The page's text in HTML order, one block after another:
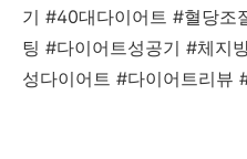
기 #40대다이어트 #혈당조
팅 #다이어트성공기 #체지
성다이어트 #다이어트리뷰